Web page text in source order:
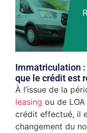
Immatriculation
que le crédit est
À l’issue de la
leasing ou de
crédit effectué, il
changement du